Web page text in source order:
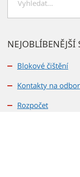
NEJOBLÍBENĚJŠÍ
Blokové čištění
Kontakty na
Rozpočet